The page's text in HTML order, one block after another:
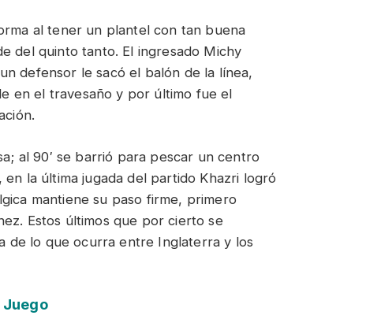
al tener un plantel con tan buena
del quinto tanto. El ingresado Michy
defensor le sacó el balón de la línea,
en el travesaño y por último fue el
al 90′ se barrió para pescar un centro
la última jugada del partido Khazri logró
mantiene su paso firme, primero
Estos últimos que por cierto se
de lo que ocurra entre Inglaterra y los
Juego